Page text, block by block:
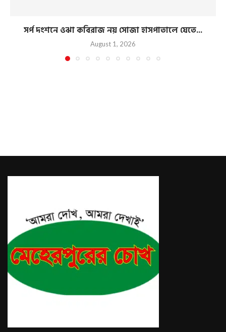
সর্প দংশনে ওঝা কবিরাজ নয় সোজা হাসপাতালে যেতে...
August 1, 2026